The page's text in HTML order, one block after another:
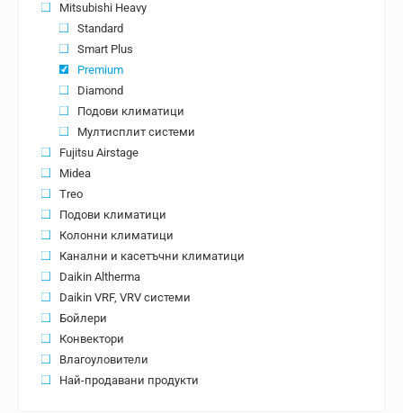
Mitsubishi Heavy
Standard
Smart Plus
Premium
Diamond
Подови климатици
Мултисплит системи
Fujitsu Airstage
Midea
Treo
Подови климатици
Колонни климатици
Канални и касетъчни климатици
Daikin Altherma
Daikin VRF, VRV системи
Бойлери
Конвектори
Влагоуловители
Най-продавани продукти